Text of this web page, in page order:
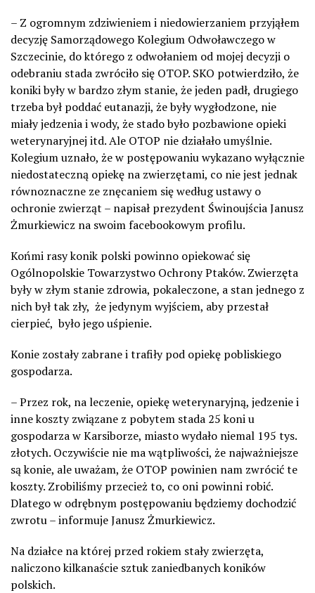
– Z ogromnym zdziwieniem i niedowierzaniem przyjąłem
decyzję Samorządowego Kolegium Odwoławczego w
Szczecinie, do którego z odwołaniem od mojej decyzji o
odebraniu stada zwróciło się OTOP. SKO potwierdziło, że
koniki były w bardzo złym stanie, że jeden padł, drugiego
trzeba był poddać eutanazji, że były wygłodzone, nie
miały jedzenia i wody, że stado było pozbawione opieki
weterynaryjnej itd. Ale OTOP nie działało umyślnie.
Kolegium uznało, że w postępowaniu wykazano wyłącznie
niedostateczną opiekę na zwierzętami, co nie jest jednak
równoznaczne ze znęcaniem się według ustawy o
ochronie zwierząt – napisał prezydent Świnoujścia Janusz
Żmurkiewicz na swoim facebookowym profilu.
Końmi rasy konik polski powinno opiekować się
Ogólnopolskie Towarzystwo Ochrony Ptaków. Zwierzęta
były w złym stanie zdrowia, pokaleczone, a stan jednego z
nich był tak zły, że jedynym wyjściem, aby przestał
cierpieć, było jego uśpienie.
Konie zostały zabrane i trafiły pod opiekę pobliskiego
gospodarza.
– Przez rok, na leczenie, opiekę weterynaryjną, jedzenie i
inne koszty związane z pobytem stada 25 koni u
gospodarza w Karsiborze, miasto wydało niemal 195 tys.
złotych. Oczywiście nie ma wątpliwości, że najważniejsze
są konie, ale uważam, że OTOP powinien nam zwrócić te
koszty. Zrobiliśmy przecież to, co oni powinni robić.
Dlatego w odrębnym postępowaniu będziemy dochodzić
zwrotu – informuje Janusz Żmurkiewicz.
Na działce na której przed rokiem stały zwierzęta,
naliczono kilkanaście sztuk zaniedbanych koników
polskich.